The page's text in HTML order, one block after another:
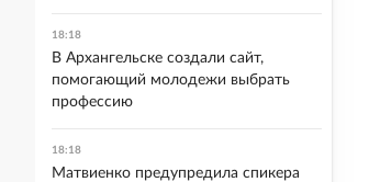
18:18
В Архангельске создали сайт,
помогающий молодежи выбрать
профессию
18:18
Матвиенко предупредила спикера